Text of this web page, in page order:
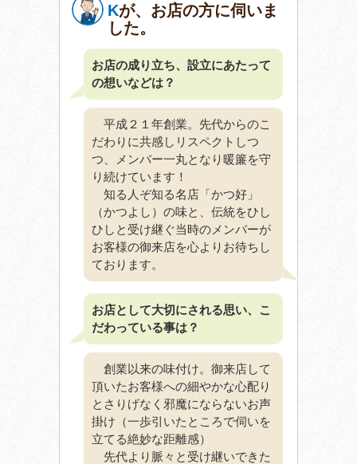
Kが、お店の方に伺いま
した。
お店の成り立ち、設立にあたって
の想いなどは？
平成２１年創業。先代からのこ
だわりに共感しリスペクトしつ
つ、メンバー一丸となり暖簾を守
り続けています！
知る人ぞ知る名店「かつ好」
（かつよし）の味と、伝統をひし
ひしと受け継ぐ当時のメンバーが
お客様の御来店を心よりお待ちし
ております。
お店として大切にされる思い、こ
だわっている事は？
創業以来の味付け。御来店して
頂いたお客様への細やかな心配り
とさりげなく邪魔にならないお声
掛け（一歩引いたところで伺いを
立てる絶妙な距離感）
先代より脈々と受け継いできた